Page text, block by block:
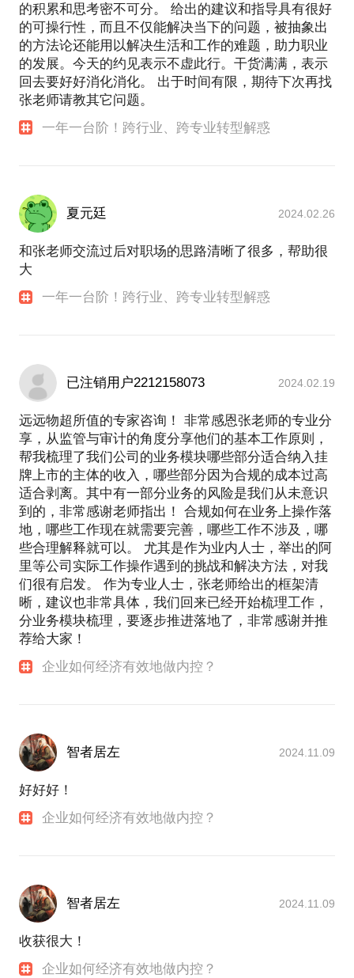
的积累和思考密不可分。 给出的建议和指导具有很好
的可操行性，而且不仅能解决当下的问题，被抽象出
的方法论还能用以解决生活和工作的难题，助力职业
的发展。今天的约见表示不虚此行。干货满满，表示
回去要好好消化消化。 出于时间有限，期待下次再找
张老师请教其它问题。
一年一台阶！跨行业、跨专业转型解惑
夏元廷 2024.02.26
和张老师交流过后对职场的思路清晰了很多，帮助很
大
一年一台阶！跨行业、跨专业转型解惑
已注销用户2212158073 2024.02.19
远远物超所值的专家咨询！ 非常感恩张老师的专业分
享，从监管与审计的角度分享他们的基本工作原则，
帮我梳理了我们公司的业务模块哪些部分适合纳入挂
牌上市的主体的收入，哪些部分因为合规的成本过高
适合剥离。其中有一部分业务的风险是我们从未意识
到的，非常感谢老师指出！ 合规如何在业务上操作落
地，哪些工作现在就需要完善，哪些工作不涉及，哪
些合理解释就可以。 尤其是作为业内人士，举出的阿
里等公司实际工作操作遇到的挑战和解决方法，对我
们很有启发。 作为专业人士，张老师给出的框架清
晰，建议也非常具体，我们回来已经开始梳理工作，
分业务模块梳理，要逐步推进落地了，非常感谢并推
荐给大家！
企业如何经济有效地做内控？
智者居左 2024.11.09
好好好！
企业如何经济有效地做内控？
智者居左 2024.11.09
收获很大！
企业如何经济有效地做内控？